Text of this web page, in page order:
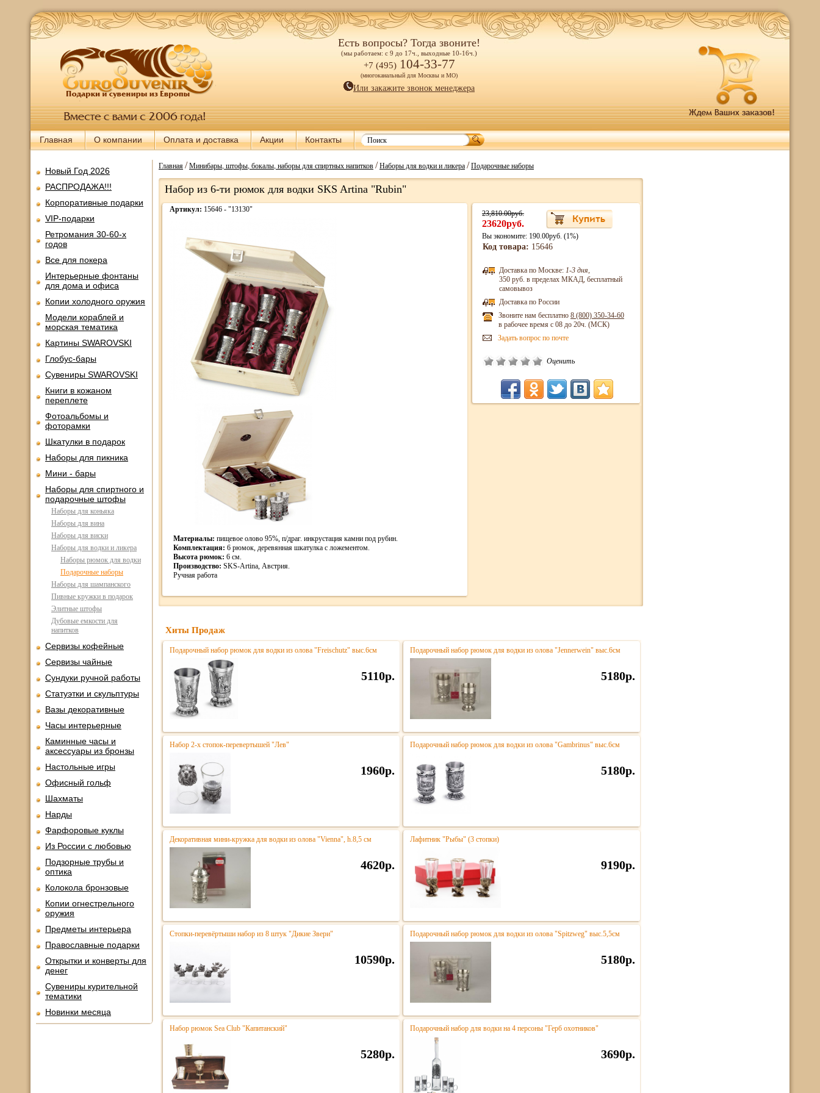
Есть вопросы? Тогда звоните!
(мы работаем: с 9 до 17ч., выходные 10-16ч.)
+7 (495) 104-33-77
(многоканальный для Москвы и МО)
Или закажите звонок менеджера
Главная О компании Оплата и доставка Акции Контакты
Новый Год 2026
РАСПРОДАЖА!!!
Корпоративные подарки
VIP-подарки
Ретромания 30-60-х
годов
Все для покера
Интерьерные фонтаны
для дома и офиса
Копии холодного оружия
Модели кораблей и
морская тематика
Картины SWAROVSKI
Глобус-бары
Сувениры SWAROVSKI
Книги в кожаном
переплете
Фотоальбомы и
фоторамки
Шкатулки в подарок
Наборы для пикника
Мини - бары
Наборы для спиртного и
подарочные штофы
Наборы для коньяка
Наборы для вина
Наборы для виски
Наборы для водки и ликера
Наборы рюмок для водки
Подарочные наборы
Наборы для шампанского
Пивные кружки в подарок
Элитные штофы
Дубовые емкости для
напитков
Сервизы кофейные
Сервизы чайные
Сундуки ручной работы
Статуэтки и скульптуры
Вазы декоративные
Часы интерьерные
Каминные часы и
аксессуары из бронзы
Настольные игры
Офисный гольф
Шахматы
Нарды
Фарфоровые куклы
Из России с любовью
Подзорные трубы и
оптика
Колокола бронзовые
Копии огнестрельного
оружия
Предметы интерьера
Православные подарки
Открытки и конверты для
денег
Сувениры курительной
тематики
Новинки месяца
Главная/Минибары, штофы, бокалы, наборы для спиртных напитков/Наборы для водки и ликера/Подарочные наборы
Набор из 6-ти рюмок для водки SKS Artina "Rubin"
Артикул: 15646 - "13130"
Материалы: пищевое олово 95%, п/драг. инкрустация камни под рубин.
Комплектация: 6 рюмок, деревянная шкатулка с ложементом.
Высота рюмок: 6 см.
Производство: SKS-Artina, Австрия.
Ручная работа
23,810.00руб.
23620руб.
Вы экономите: 190.00руб. (1%)
Код товара: 15646
Доставка по Москве: 1-3 дня,
350 руб. в пределах МКАД, бесплатный
самовывоз
Доставка по России
Звоните нам бесплатно 8 (800) 350-34-60
в рабочее время с 08 до 20ч. (МСК)
Задать вопрос по почте
Оценить
Хиты Продаж
Подарочный набор рюмок для водки из олова "Freischutz" выс.6см
5110р.
Подарочный набор рюмок для водки из олова "Jennerwein" выс.6см
5180р.
Набор 2-х стопок-перевертышей "Лев"
1960р.
Подарочный набор рюмок для водки из олова "Gambrinus" выс.6см
5180р.
Декоративная мини-кружка для водки из олова "Vienna", h.8,5 см
4620р.
Лафитник "Рыбы" (3 стопки)
9190р.
Стопки-перевёртыши набор из 8 штук "Дикие Звери"
10590р.
Подарочный набор рюмок для водки из олова "Spitzweg" выс.5,5см
5180р.
Набор рюмок Sea Club "Капитанский"
5280р.
Подарочный набор для водки на 4 персоны "Герб охотников"
3690р.